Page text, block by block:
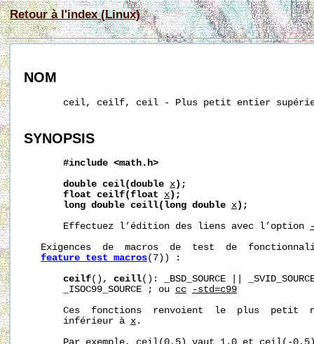
Retour à l'index (Linux)
NOM
ceil, ceilf, ceil - Plus petit entier
SYNOPSIS
#include <math.h>
double ceil(double x );
float ceilf(float x );
long double ceill(long double x );
       Effectuez l’édition des liens avec l’option
Exigences  de  macros  de  test  de
feature_test_macros(7)) :
ceilf(), ceill(): _BSD_SOURCE ||
       _ISOC99_SOURCE ; ou
cc
-std=c99
Ces  fonctions  renvoient  le  plus  petit
       inférieur à
x .